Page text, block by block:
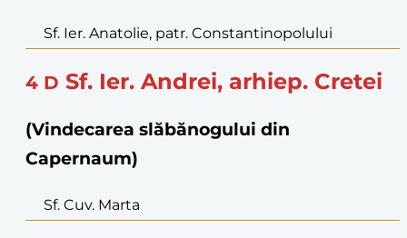
Sf. Ier. Anatolie, patr. Constantinopolului
4 D Sf. Ier. Andrei, arhiep. Cretei
(Vindecarea slăbănogului din
Capernaum)
Sf. Cuv. Marta